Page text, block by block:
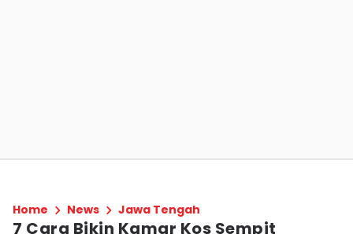
Home News Jawa Tengah
7 Cara Bikin Kamar Kos Sempit